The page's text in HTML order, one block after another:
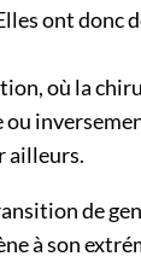
ont donc
où la
ailleurs.
de
à son